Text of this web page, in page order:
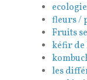
ecologie
fleurs /
Fruits
kéfir de
les